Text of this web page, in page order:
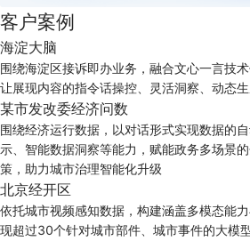
客户案例
海淀大脑
围绕海淀区接诉即办业务，融合文心一言技
让展现内容的指令话操控、灵活洞察、动态
某市发改委经济问数
围绕经济运行数据，以对话形式实现数据的
示、智能数据洞察等能力，赋能政务多场景
策，助力城市治理智能化升级
北京经开区
依托城市视频感知数据，构建涵盖多模态能
现超过30个针对城市部件、城市事件的大模